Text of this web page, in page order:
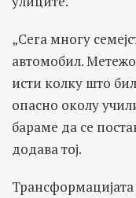
„Сега многу
автомобил.
исти колку што
опасно околу
бараме да се
додава тој.